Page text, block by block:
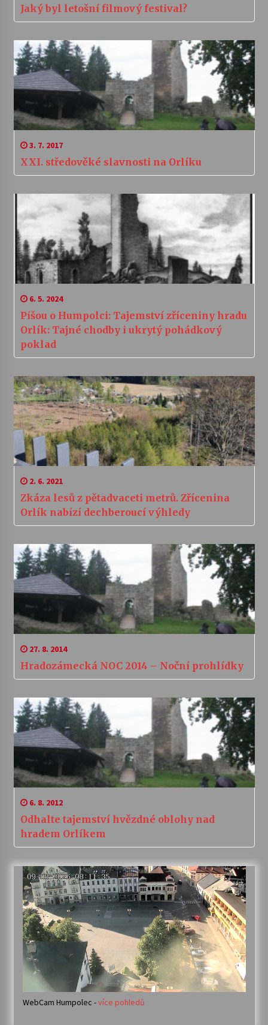
Jaký byl letošní filmový festival?
3. 7. 2017
XXI. středověké slavnosti na Orlíku
6. 5. 2024
Píšou o Humpolci: Tajemství zříceniny hradu
Orlík: Tajné chodby i ukrytý pohádkový
poklad
2. 6. 2021
Zkáza lesů z pětadvaceti metrů. Zřícenina
Orlík nabízí dechberoucí výhledy
27. 8. 2014
Hradozámecká NOC 2014 – Noční prohlídky
6. 8. 2012
Odhalte tajemství hvězdné oblohy nad
hradem Orlíkem
WebCam Humpolec -více pohledů